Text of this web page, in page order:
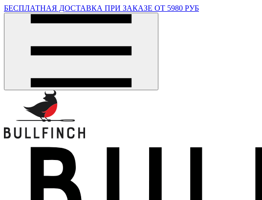
БЕСПЛАТНАЯ ДОСТАВКА ПРИ ЗАКАЗЕ ОТ 5980 РУБ